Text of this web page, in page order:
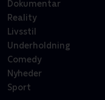
Dokumentar
Reality
Livsstil
Underholdning
Comedy
Nyheder
Sport